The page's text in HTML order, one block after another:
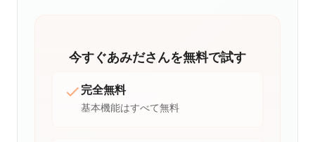
今すぐあみださんを無料で試す
完全無料
基本機能はすべて無料